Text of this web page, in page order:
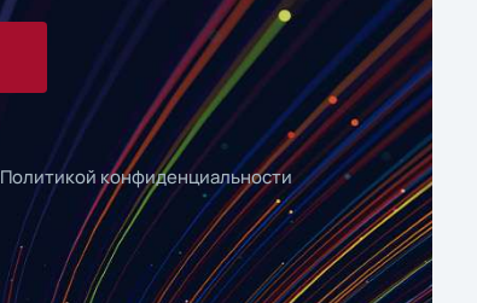
Политикой конфиденциальности